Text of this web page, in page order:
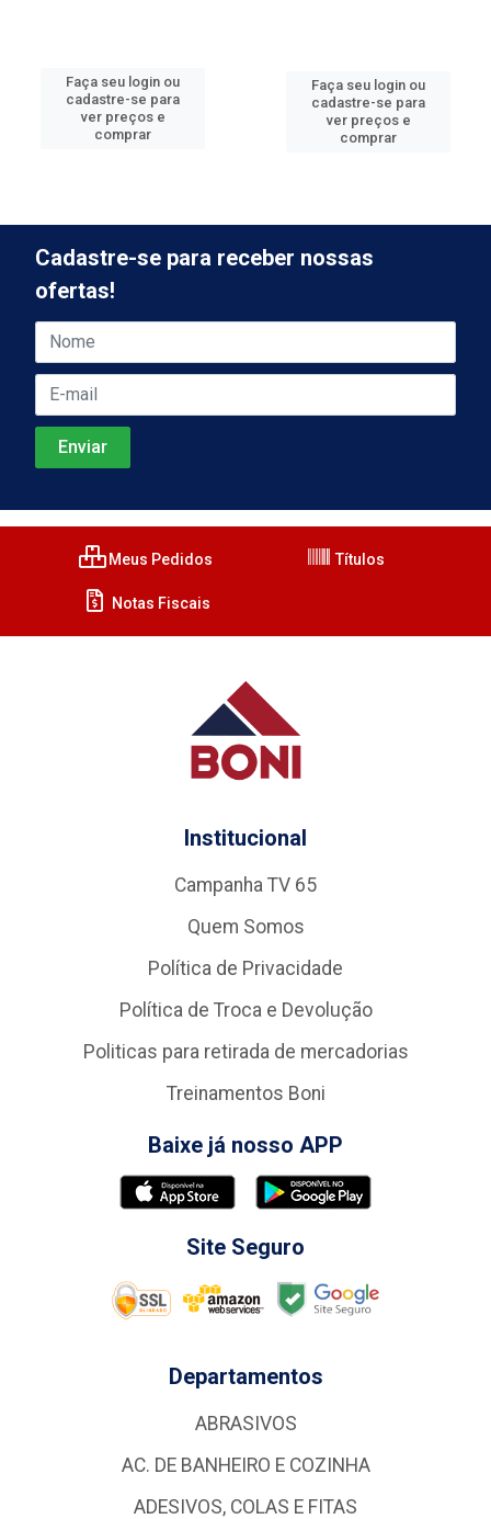
Faça seu login ou
cadastre-se para
ver preços e
comprar
Faça seu login ou
cadastre-se para
ver preços e
comprar
Cadastre-se para receber nossas
ofertas!
Meus Pedidos Títulos
Notas Fiscais
Institucional
Campanha TV 65
Quem Somos
Política de Privacidade
Política de Troca e Devolução
Politicas para retirada de mercadorias
Treinamentos Boni
Baixe já nosso APP
Site Seguro
Departamentos
ABRASIVOS
AC. DE BANHEIRO E COZINHA
ADESIVOS, COLAS E FITAS